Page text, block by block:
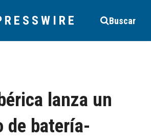
Buscar
lanza un
de batería-